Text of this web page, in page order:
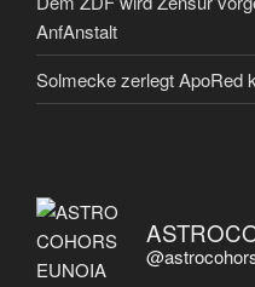
AnfAnstalt
Solmecke zerlegt ApoRed